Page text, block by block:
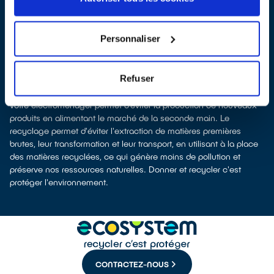
Personnaliser
Refuser
À Ris-Orangis, les points de collecte, partenaires de notre éco-
organismeecosystem, nous remettent ensuite les appareils
Recycler c’est protéger la santé, l'environnement et les
ressources naturelles
La fabrication d’équipements électriques neufs est génératrice de
pollution et consommatrice de ressources naturelles. Donner
votre électroménager permet d’éviter la production de nouveaux
produits en alimentant le marché de la seconde main. Le
recyclage permet d'éviter l'extraction de matières premières
brutes, leur transformation et leur transport, en utilisant à la place
des matières recyclées, ce qui génère moins de pollution et
préserve nos ressources naturelles. Donner et recycler c'est
protéger l'environnement.
CONTACTEZ-NOUS